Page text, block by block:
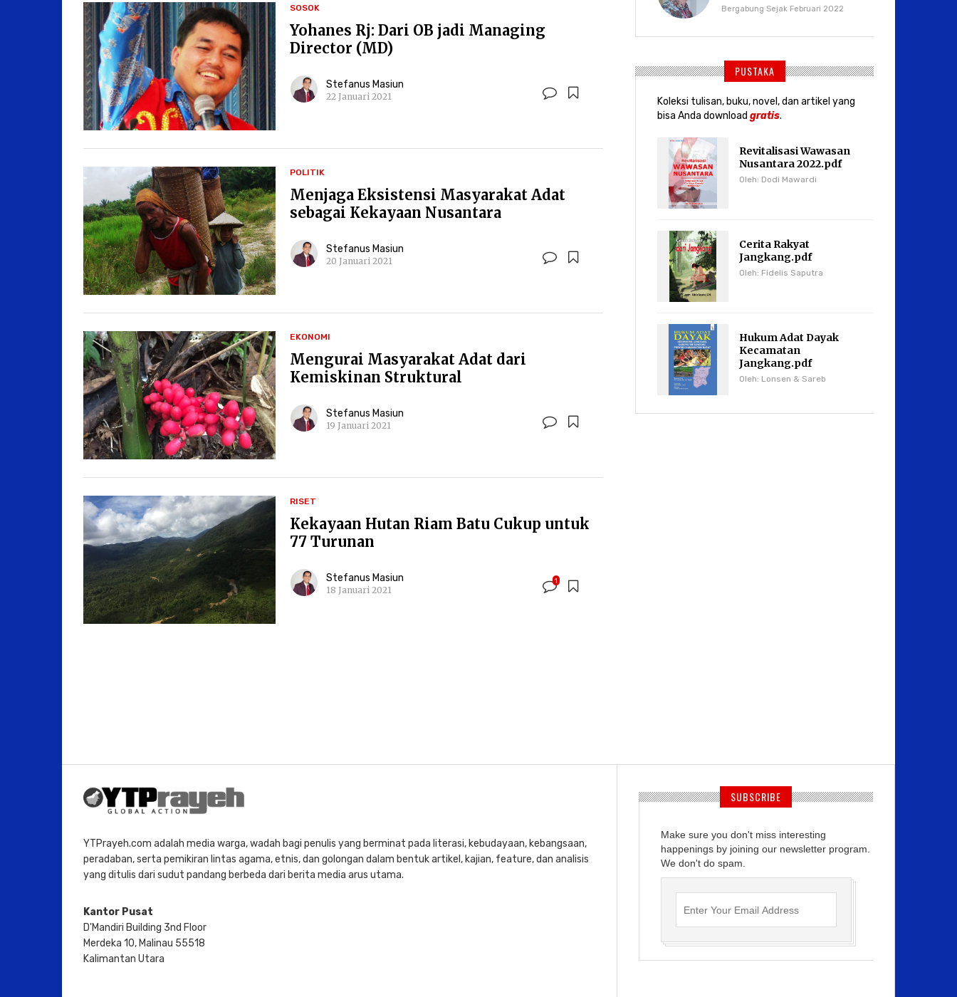
SOSOK
Yohanes Rj: Dari OB jadi Managing
Director (MD)
Stefanus Masiun
22 Januari 2021
POLITIK
Menjaga Eksistensi Masyarakat Adat
sebagai Kekayaan Nusantara
Stefanus Masiun
20 Januari 2021
EKONOMI
Mengurai Masyarakat Adat dari
Kemiskinan Struktural
Stefanus Masiun
19 Januari 2021
RISET
Kekayaan Hutan Riam Batu Cukup untuk
77 Turunan
Stefanus Masiun
18 Januari 2021
1
Bergabung Sejak Februari 2022
PUSTAKA
Koleksi tulisan, buku, novel, dan artikel yang
bisa Anda download gratis.
Revitalisasi Wawasan
Nusantara 2022.pdf
Oleh: Dodi Mawardi
Cerita Rakyat
Jangkang.pdf
Oleh: Fidelis Saputra
Hukum Adat Dayak
Kecamatan
Jangkang.pdf
Oleh: Lonsen & Sareb
YTPrayeh.com adalah media warga, wadah bagi penulis yang berminat pada literasi, kebudayaan, kebangsaan,
peradaban, serta pemikiran lintas agama, etnis, dan golongan dalam bentuk artikel, kajian, feature, dan analisis
yang ditulis dari sudut pandang berbeda dari berita media arus utama.
Kantor Pusat
D'Mandiri Building 3nd Floor
Merdeka 10, Malinau 55518
Kalimantan Utara
SUBSCRIBE
Make sure you don't miss interesting
happenings by joining our newsletter program.
We don't do spam.